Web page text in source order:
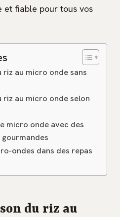
et fiable pour tous vos
riz au micro onde sans
riz au micro onde selon
micro onde avec des
ondes dans des repas
du riz au